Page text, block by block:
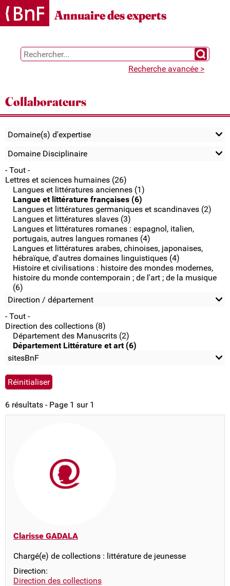
Gestion des cookies
Annuaire des experts
Chercher
Recherche avancée >
Collaborateurs
Domaine(s) d'expertise
Domaine Disciplinaire
- Tout -
Lettres et sciences humaines (26)
Langues et littératures anciennes (1)
Langue et littérature françaises (6)
Langues et littératures germaniques et scandinaves (2)
Langues et littératures slaves (3)
Langues et littératures romanes : espagnol, italien,
portugais, autres langues romanes (4)
Langues et littératures arabes, chinoises, japonaises,
hébraïque, d'autres domaines linguistiques (4)
Histoire et civilisations : histoire des mondes modernes,
histoire du monde contemporain ; de l'art ; de la musique
(6)
Direction / département
- Tout -
Direction des collections (8)
Département des Manuscrits (2)
Département Littérature et art (6)
sitesBnF
6 résultats - Page 1 sur 1
Clarisse GADALA
Chargé(e) de collections : littérature de jeunesse
Direction:
Direction des collections